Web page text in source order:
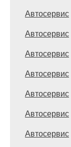
Автосервис
Автосервис
Автосервис
Автосервис
Автосервис
Автосервис
Автосервис